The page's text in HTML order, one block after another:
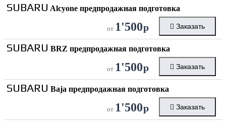
SUBARU Alcyone предпродажная подготовка
от 1'500р Заказать
SUBARU BRZ предпродажная подготовка
от 1'500р Заказать
SUBARU Baja предпродажная подготовка
от 1'500р Заказать